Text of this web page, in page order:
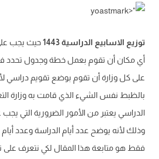
الاسابيع الدراسية 1443
حيث يجب على كل
أن تقوم بعمل خطة وجدول تحدد فيه
وزارة أن تقوم بوضع تقويم دراسي لأي سنة
نفس الشيء الذي قامت به وزارة التعليم
يعتبر من الأمور الضرورية التي يجب على كل
لأنه يوضح عدد أيام الدراسة وعدد أيام
متابعة هذا المقال لكي نتعرف على توزيع